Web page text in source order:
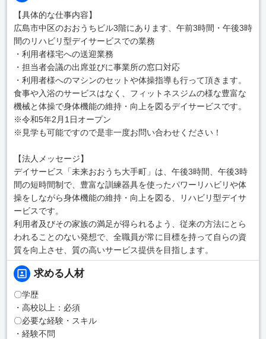
【具体的な仕事内容】
広島市中区のおおうちビル3階にあります、午前3時間・午後3時
間のリハビリ型デイサービスでの業務
・利用者様宅への送迎業務
・担当者会議の出席並びに事業所の窓口対応
・利用者様へのマシンのセットや体操指導も行って頂きます。
食事や入浴のサービスはなく、フィットネスジムの様な豊富な
機械と体操で身体機能の維持・向上を図るデイサービスです。
※令和5年2月1日オープン
※見学も可能ですので是非一度お問い合わせください！
【法人メッセージ】
デイサービス「未来おおうち大手町」は、午後3時間、午後3時
間の短時間制で、豊富な訓練器具を使ったパワーリハビリや体
操をしながら身体機能の維持・向上を図る、リハビリ型デイサ
ービスです。
利用者及びその家族の満足が得られるよう、従来の方法にとら
われることのない発想で、全職員が常に目標を持って自らの資
質を向上させ、質の高いサービス提供を目指します。
求める人材
〇学歴
・高校以上：必須
〇必要な経験・スキル
・経験不問